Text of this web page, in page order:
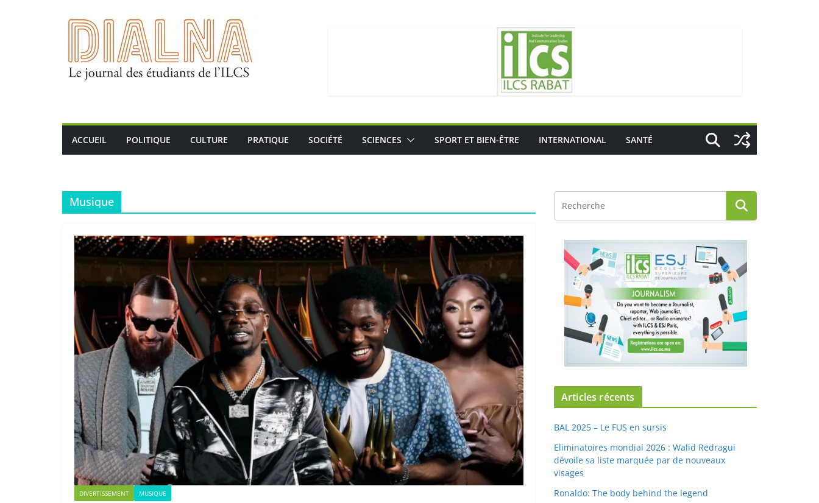
ACCUEIL POLITIQUE CULTURE PRATIQUE SOCIÉTÉ SCIENCES SPORT ET BIEN-ÊTRE INTERNATIONAL SANTÉ
Musique
DIVERTISSEMENT MUSIQUE
Articles récents
BAL 2025 – Le FUS en sursis
Eliminatoires mondial 2026 : Walid Redragui
dévoile sa liste marquée par de nouveaux
visages
Ronaldo: The body behind the legend